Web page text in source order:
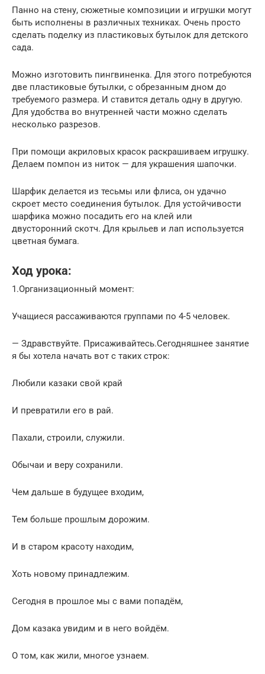
Панно на стену, сюжетные композиции и игрушки могут
быть исполнены в различных техниках. Очень просто
сделать поделку из пластиковых бутылок для детского
сада.
Можно изготовить пингвиненка. Для этого потребуются
две пластиковые бутылки, с обрезанным дном до
требуемого размера. И ставится деталь одну в другую.
Для удобства во внутренней части можно сделать
несколько разрезов.
При помощи акриловых красок раскрашиваем игрушку.
Делаем помпон из ниток — для украшения шапочки.
Шарфик делается из тесьмы или флиса, он удачно
скроет место соединения бутылок. Для устойчивости
шарфика можно посадить его на клей или
двусторонний скотч. Для крыльев и лап используется
цветная бумага.
Ход урока:
1.Организационный момент:
Учащиеся рассаживаются группами по 4-5 человек.
— Здравствуйте. Присаживайтесь.Сегодняшнее занятие
я бы хотела начать вот с таких строк:
Любили казаки свой край
И превратили его в рай.
Пахали, строили, служили.
Обычаи и веру сохранили.
Чем дальше в будущее входим,
Тем больше прошлым дорожим.
И в старом красоту находим,
Хоть новому принадлежим.
Сегодня в прошлое мы с вами попадём,
Дом казака увидим и в него войдём.
О том, как жили, многое узнаем.